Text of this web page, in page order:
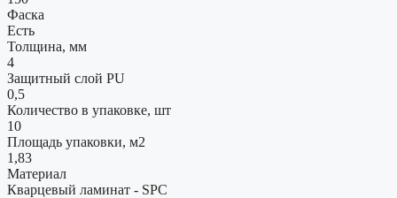
Фаска
Есть
Толщина, мм
4
Защитный слой PU
0,5
Количество в упаковке, шт
10
Площадь упаковки, м2
1,83
Материал
Кварцевый ламинат - SPC